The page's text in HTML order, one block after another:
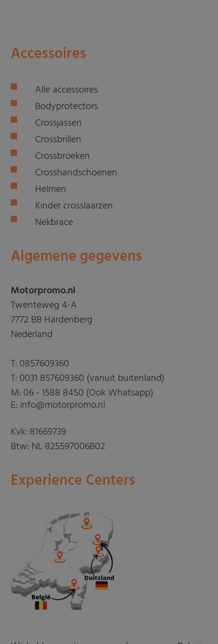
Accessoires
Alle accessoires
Bodyprotectors
Crossjassen
Crossbrillen
Crossbroeken
Crosshandschoenen
Helmen
Kinder crosslaarzen
Nekbrace
Algemene gegevens
Motorpromo.nl
Twenteweg 4-A
7772 BB Hardenberg
Nederland
T: 0857609360
T: 0031 857609360 (vanuit buitenland)
M: 06 - 1588 8450 (Ook Whatsapp)
E: info@motorpromo.nl
Kvk: 81669739
Btw: NL 825597006B02
Experience Centers